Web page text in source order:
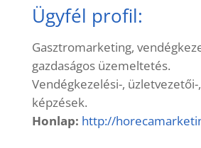
Ügyfél profil:
Gasztromarketing,
gazdaságos üzemeltetés.
Vendégkezelési-,
képzések.
Honlap: http://